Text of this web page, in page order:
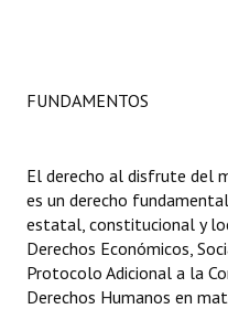
Registros y Distinciones
Premio al Mérito - Registro
Audiencias Públicas -
Mujeres que Dejaron
FUNDAMENTOS
El derecho al disfrute del
es un derecho
estatal, constitucional y
Derechos Económicos,
Protocolo Adicional a la
Derechos Humanos en